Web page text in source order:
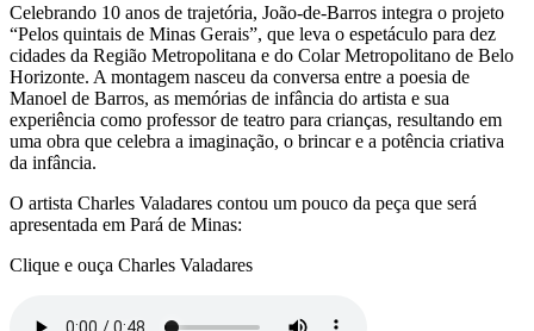
Celebrando 10 anos de trajetória, João-de-Barros integra o projeto
“Pelos quintais de Minas Gerais”, que leva o espetáculo para dez
cidades da Região Metropolitana e do Colar Metropolitano de Belo
Horizonte. A montagem nasceu da conversa entre a poesia de
Manoel de Barros, as memórias de infância do artista e sua
experiência como professor de teatro para crianças, resultando em
uma obra que celebra a imaginação, o brincar e a potência criativa
da infância.
O artista Charles Valadares contou um pouco da peça que será
apresentada em Pará de Minas:
Clique e ouça Charles Valadares